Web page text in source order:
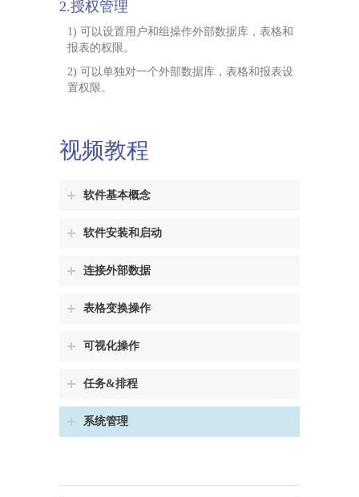
2.授权管理
1) 可以设置用户和组操作外部数据库，表格和
报表的权限。
2) 可以单独对一个外部数据库，表格和报表设
置权限。
视频教程
软件基本概念
软件安装和启动
连接外部数据
表格变换操作
可视化操作
任务&排程
系统管理